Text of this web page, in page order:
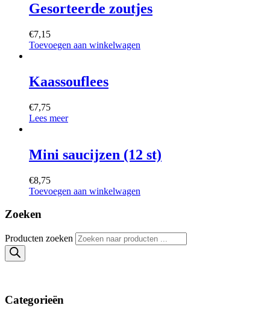
Gesorteerde zoutjes
€7,15
Toevoegen aan winkelwagen
Kaassouflees
€7,75
Lees meer
Mini saucijzen (12 st)
€8,75
Toevoegen aan winkelwagen
Zoeken
Producten zoeken
Categorieën